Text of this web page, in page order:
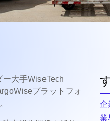
大手WiseTech
プラットフォ
企
業